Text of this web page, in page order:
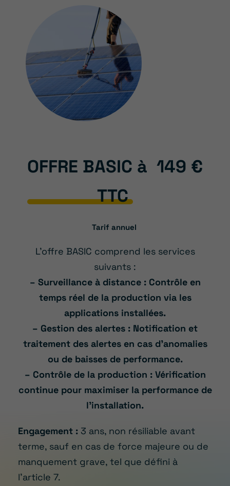
OFFRE BASIC à 149 €
TTC
Tarif annuel
L’offre BASIC comprend les services
suivants :
– Surveillance à distance : Contrôle en
temps réel de la production via les
applications installées.
– Gestion des alertes : Notification et
traitement des alertes en cas d’anomalies
ou de baisses de performance.
– Contrôle de la production : Vérification
continue pour maximiser la performance de
l’installation.
Engagement : 3 ans, non résiliable avant
terme, sauf en cas de force majeure ou de
manquement grave, tel que défini à
l’article 7.